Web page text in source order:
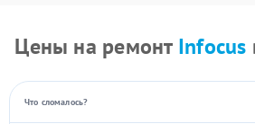
Цены на ремонт Infocus
Что сломалось?